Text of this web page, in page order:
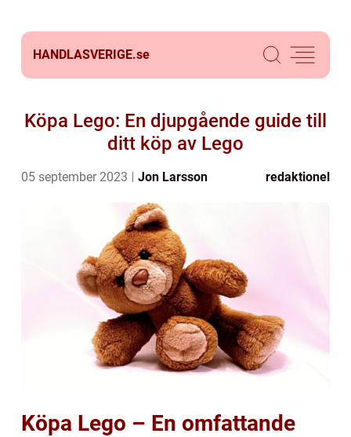
HANDLASVERIGE.se
Köpa Lego: En djupgående guide till
ditt köp av Lego
05 september 2023 Jon Larsson redaktionel
Köpa Lego – En omfattande